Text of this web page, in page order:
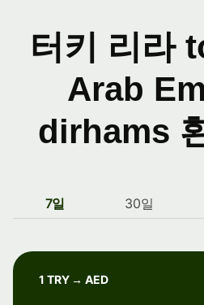
터키 리라
Arab
dirhams
7일 30일
1 TRY → AED